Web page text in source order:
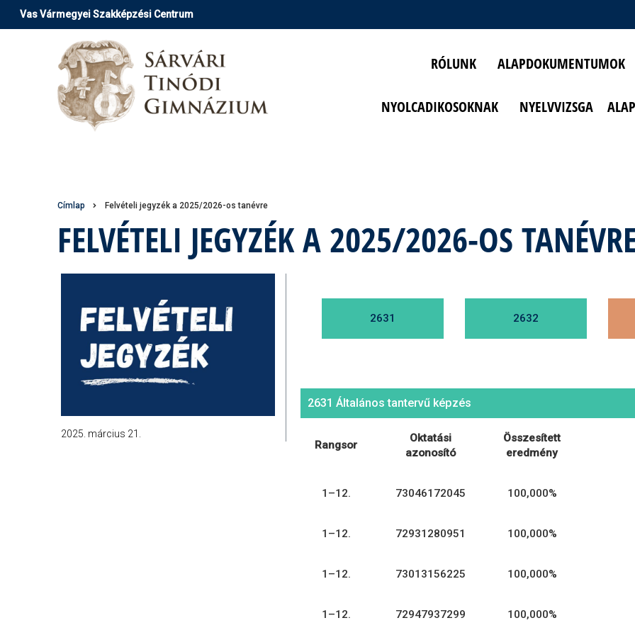
UgrásVas Vármegyei Szakképzési Centrum
RÓLUNK ALAPDOKUMENTUMOK
NYOLCADIKOSOKNAK NYELVVIZSGA
Morzsa
Címlap Felvételi jegyzék a 2025/2026-os tanévre
FELVÉTELI JEGYZÉK A 2025/2026-OS
2631 2632
2631 Általános tantervű képzés
Rangsor
Oktatási
azonosító
Összesített
eredmény
1–12. 73046172045 100,000%
1–12. 72931280951 100,000%
1–12. 73013156225 100,000%
1–12. 72947937299 100,000%
2025. március 21.